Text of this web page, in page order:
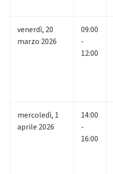
venerdì, 20
marzo 2026
09:00
-
12:00
mercoledì, 1
aprile 2026
14:00
-
16:00